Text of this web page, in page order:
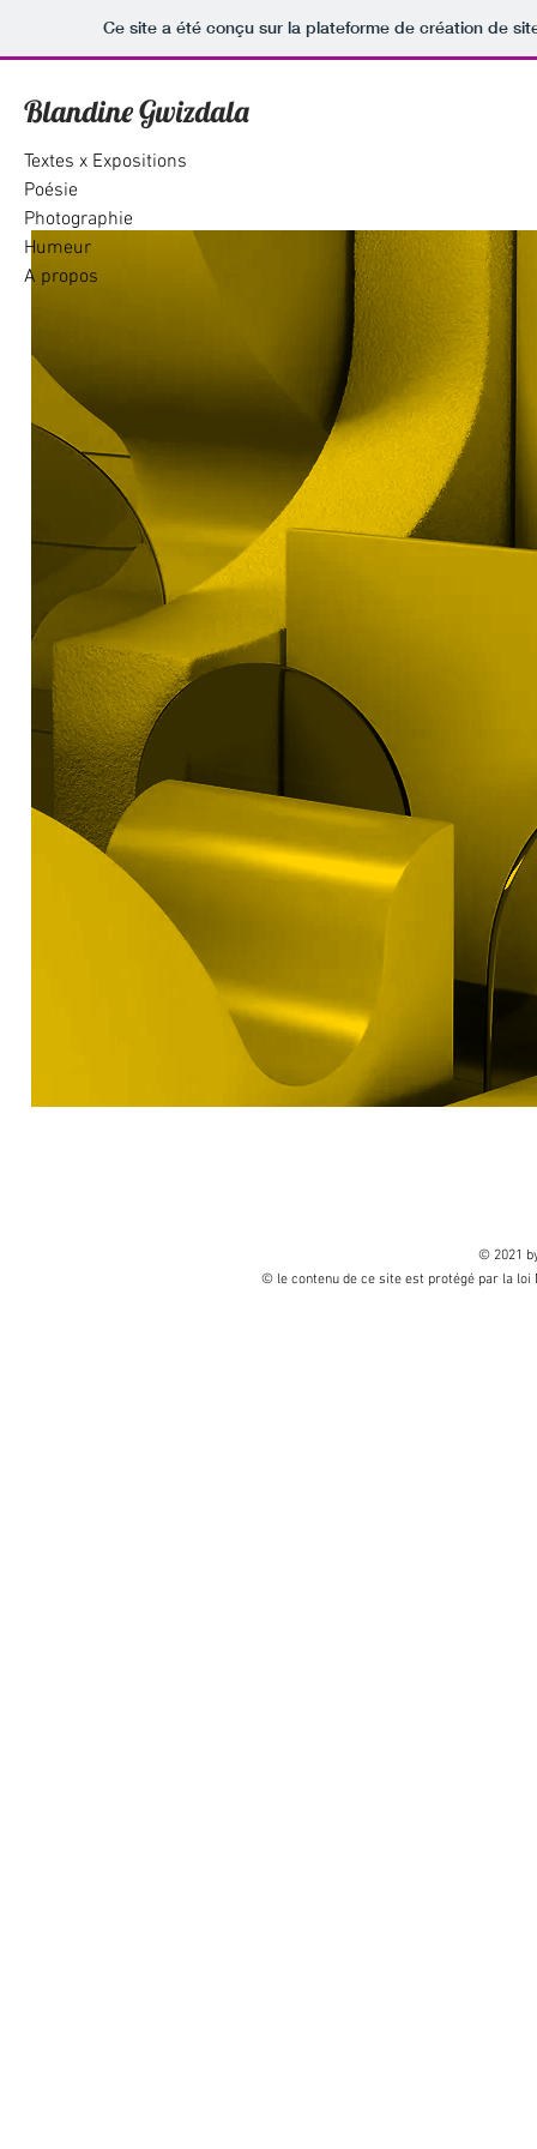
Ce site a été conçu sur la plateforme de création de
Textes x Expositions
Poésie
Photographie
Humeur
A propos
Blandine Gwizdala
© 2021
© le contenu de ce site est protégé par la loi